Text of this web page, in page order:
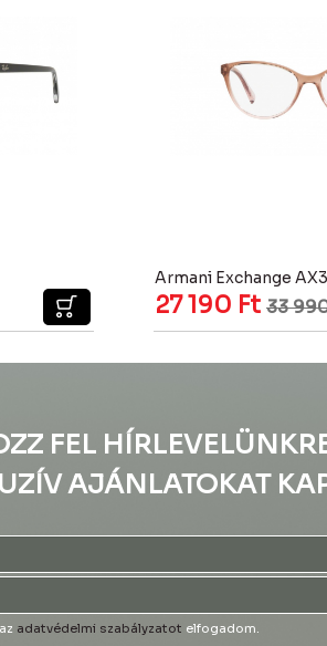
Armani Exchange
27 190 Ft 33
FEL
AJÁNLATOKAT
adatvédelmi szabályzatot elfogadom.